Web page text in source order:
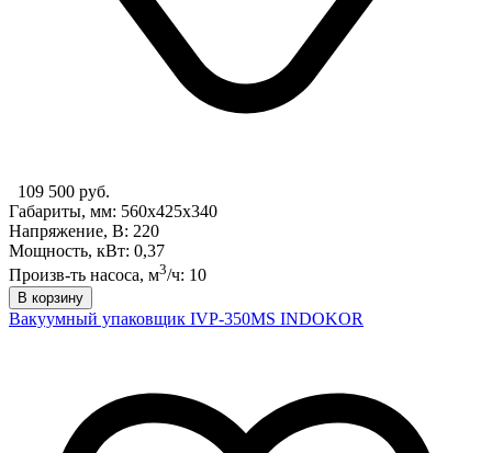
109 500 руб.
Габариты, мм: 560x425x340
Напряжение, В: 220
Мощность, кВт: 0,37
Произв-ть насоса, м3/ч: 10
В корзину
Вакуумный упаковщик IVP-350MS INDOKOR